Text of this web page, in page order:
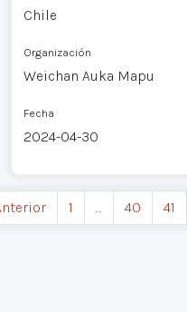
Chile
Organización
Weichan Auka Mapu
Fecha
2024-04-30
1 … 40 41